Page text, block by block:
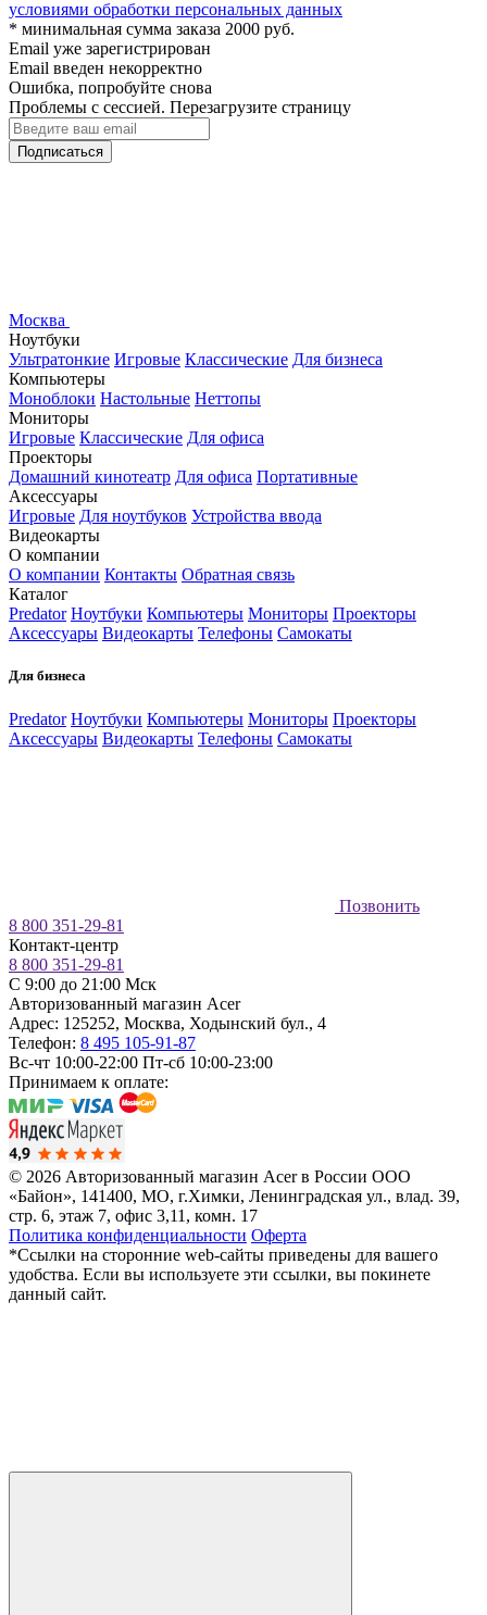
условиями обработки персональных данных
* минимальная сумма заказа 2000 руб.
Email уже зарегистрирован
Email введен некорректно
Ошибка, попробуйте снова
Проблемы с сессией. Перезагрузите страницу
Подписаться
Москва
Ноутбуки
Ультратонкие Игровые Классические Для бизнеса
Компьютеры
Моноблоки Настольные Неттопы
Мониторы
Игровые Классические Для офиса
Проекторы
Домашний кинотеатр Для офиса Портативные
Аксессуары
Игровые Для ноутбуков Устройства ввода
Видеокарты
О компании
О компании Контакты Обратная связь
Каталог
Predator Ноутбуки Компьютеры Мониторы Проекторы
Аксессуары Видеокарты Телефоны Самокаты
Для бизнеса
Predator Ноутбуки Компьютеры Мониторы Проекторы
Аксессуары Видеокарты Телефоны Самокаты
Позвонить
8 800 351-29-81
Контакт-центр
8 800 351-29-81
C 9:00 до 21:00 Мск
Авторизованный магазин Acer
Адрес: 125252, Москва, Ходынский бул., 4
Телефон: 8 495 105-91-87
Вс-чт 10:00-22:00 Пт-сб 10:00-23:00
Принимаем к оплате:
© 2026 Авторизованный магазин Acer в России ООО
«Байон», 141400, МО, г.Химки, Ленинградская ул., влад. 39,
стр. 6, этаж 7, офис 3,11, комн. 17
Политика конфиденциальности Оферта
*Ссылки на сторонние web-сайты приведены для вашего
удобства. Если вы используете эти ссылки, вы покинете
данный сайт.